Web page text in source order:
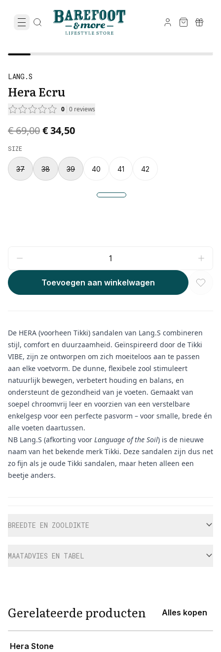
LANG.S
Hera Ecru
0 0 reviews
Original price was € 69,00.
€ 69,00Current price is € 34,50.
€ 34,50
SIZE
37 38 39 40 41 42
Toevoegen aan winkelwagen
De HERA (voorheen Tikki) sandalen van Lang.S combineren
stijl, comfort en duurzaamheid. Geïnspireerd door de Tikki
VIBE, zijn ze ontworpen om zich moeiteloos aan te passen
aan elke voetvorm. De dunne, flexibele zool stimuleert
natuurlijk bewegen, verbetert houding en balans, en
ondersteunt de gezondheid van je voeten. Gemaakt van
soepel chroomvrij leer en voorzien van een verstelbare
enkelgesp voor een perfecte pasvorm – voor smalle, brede én
alle voeten daartussen.
NB Lang.S (afkorting voor Language of the Soil) is de nieuwe
naam van het bekende merk Tikki. Deze sandalen zijn dus net
zo fijn als je oude Tikki sandalen, maar heten alleen een
beetje anders.
BREEDTE EN ZOOLDIKTE
MAATADVIES EN TABEL
Gerelateerde producten Alles kopen
Hera Stone